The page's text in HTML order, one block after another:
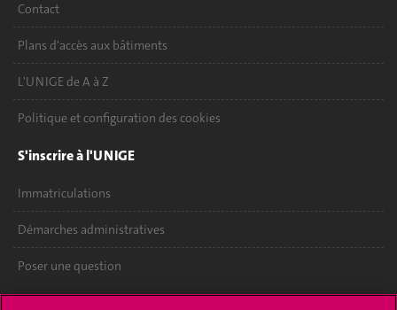
Contact
Plans d'accès aux bâtiments
L'UNIGE de A à Z
Politique et configuration des cookies
S'inscrire à l'UNIGE
Immatriculations
Démarches administratives
Poser une question